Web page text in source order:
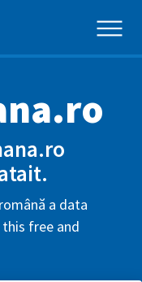
a data
free and